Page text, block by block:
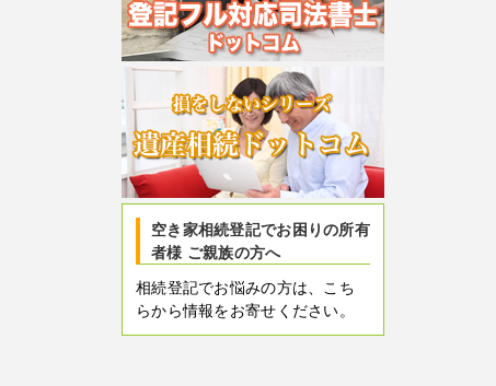
空き家相続登記でお困りの所有
者様 ご親族の方へ
相続登記でお悩みの方は、こち
らから情報をお寄せください。